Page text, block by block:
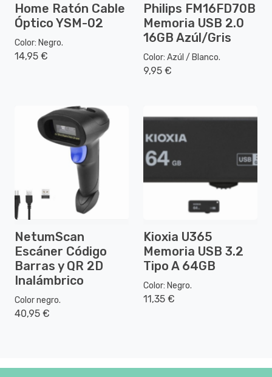
Home Ratón Cable
Óptico YSM-02
Color: Negro.
14,95 €
Philips FM16FD70B
Memoria USB 2.0
16GB Azúl/Gris
Color: Azúl / Blanco.
9,95 €
NetumScan
Escáner Código
Barras y QR 2D
Inalámbrico
Color negro.
40,95 €
Kioxia U365
Memoria USB 3.2
Tipo A 64GB
Color: Negro.
11,35 €